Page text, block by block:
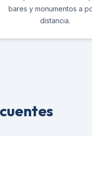
bares y monumentos a
distancia.